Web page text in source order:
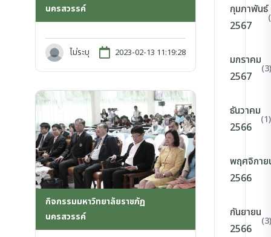
นครสวรรค์
ไม่ระบุ 2023-02-13 11:19:28
กิจกรรมมหาวิทยาลัยราชภัฏ
นครสวรรค์
กุมภาพันธ์
2567
มกราคม
2567
(3)
ธันวาคม
2566
(1)
พฤศจิกาย
2566
กันยายน
2566
(3)